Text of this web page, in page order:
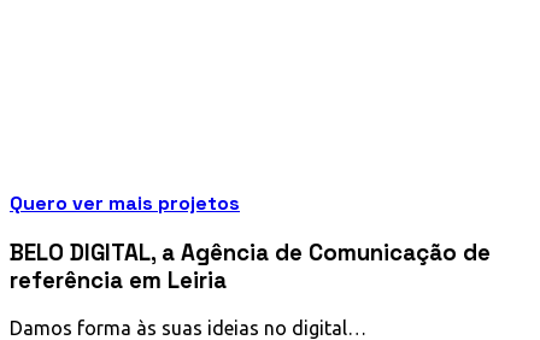
Quero ver mais projetos
BELO DIGITAL, a Agência de Comunicação de
referência em Leiria
Damos forma às suas ideias no digital…